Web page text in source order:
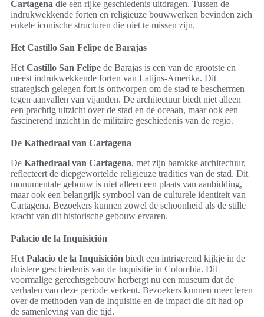
Cartagena die een rijke geschiedenis uitdragen. Tussen de
indrukwekkende forten en religieuze bouwwerken bevinden zich
enkele iconische structuren die niet te missen zijn.
Het Castillo San Felipe de Barajas
Het Castillo San Felipe de Barajas is een van de grootste en
meest indrukwekkende forten van Latijns-Amerika. Dit
strategisch gelegen fort is ontworpen om de stad te beschermen
tegen aanvallen van vijanden. De architectuur biedt niet alleen
een prachtig uitzicht over de stad en de oceaan, maar ook een
fascinerend inzicht in de militaire geschiedenis van de regio.
De Kathedraal van Cartagena
De Kathedraal van Cartagena, met zijn barokke architectuur,
reflecteert de diepgewortelde religieuze tradities van de stad. Dit
monumentale gebouw is niet alleen een plaats van aanbidding,
maar ook een belangrijk symbool van de culturele identiteit van
Cartagena. Bezoekers kunnen zowel de schoonheid als de stille
kracht van dit historische gebouw ervaren.
Palacio de la Inquisición
Het Palacio de la Inquisición biedt een intrigerend kijkje in de
duistere geschiedenis van de Inquisitie in Colombia. Dit
voormalige gerechtsgebouw herbergt nu een museum dat de
verhalen van deze periode verkent. Bezoekers kunnen meer leren
over de methoden van de Inquisitie en de impact die dit had op
de samenleving van die tijd.